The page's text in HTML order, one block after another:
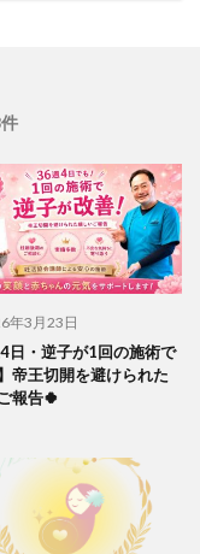
年3月23日
4日・逆子が1回の施術で
帝王切開を避けられた
報告🍀